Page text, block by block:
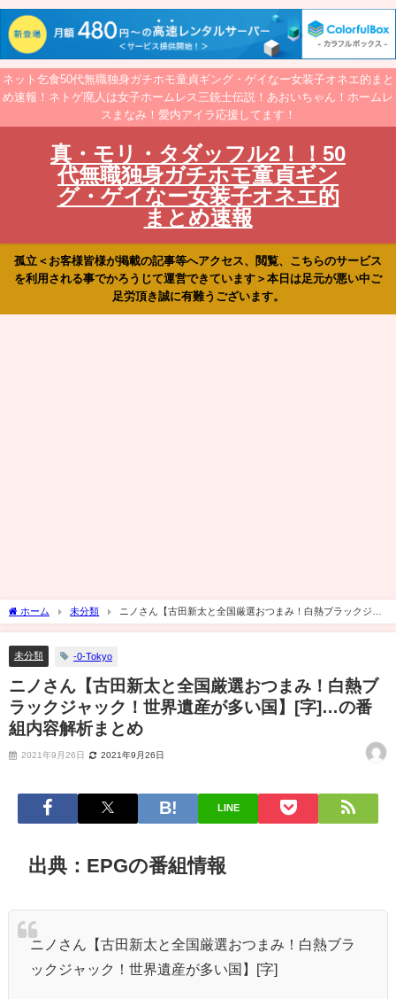
ネット乞食50代無職独身ガチホモ童貞ギング・ゲイなー女装子オネエ的まと
め速報！ネトゲ廃人は女子ホームレス三銃士伝説！あおいちゃん！ホームレ
スまなみ！愛内アイラ応援してます！
真・モリ・タダッフル2！！50
代無職独身ガチホモ童貞ギン
グ・ゲイなー女装子オネエ的
まとめ速報
孤立＜お客様皆様が掲載の記事等へアクセス、閲覧、こちらのサービス
を利用される事でかろうじて運営できています＞本日は足元が悪い中ご
足労頂き誠に有難うございます。
ホーム 未分類
ニノさん【古田新太と全国厳選おつまみ！白熱ブラックジャ
ック！世界遺産が多い国】[字]…の番組内容解析まとめ
未分類 -0-Tokyo
ニノさん【古田新太と全国厳選おつまみ！白熱ブ
ラックジャック！世界遺産が多い国】[字]…の番
組内容解析まとめ
2021年9月26日 2021年9月26日
LINE
出典：EPGの番組情報
ニノさん【古田新太と全国厳選おつまみ！白熱ブラ
ックジャック！世界遺産が多い国】[字]